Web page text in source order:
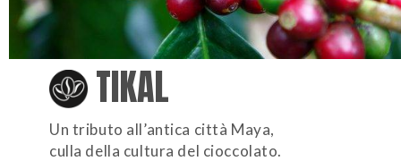
TIKAL
Un tributo all’antica città Maya,
culla della cultura del cioccolato.